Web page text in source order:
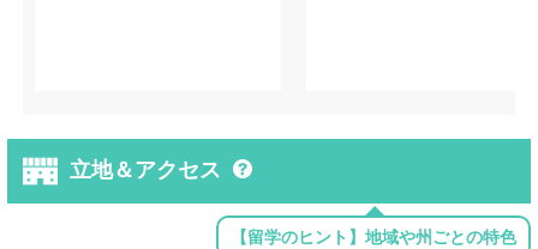
立地＆アクセス
【留学のヒント】地域や州ごとの特色